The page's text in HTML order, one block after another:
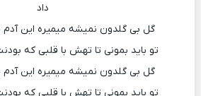
داد
گل بی گلدون نمیشه میمیره این
تو باید بمونی تا تهش با قلبی که
گل بی گلدون نمیشه میمیره این
تو باید بمونی تا تهش با قلبی که